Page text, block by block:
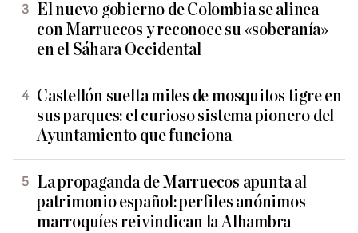
El nuevo gobierno de Colombia se alinea
con Marruecos y reconoce su «soberanía»
en el Sáhara Occidental
Castellón suelta miles de mosquitos tigre en
sus parques: el curioso sistema pionero del
Ayuntamiento que funciona
La propaganda de Marruecos apunta al
patrimonio español: perfiles anónimos
marroquíes reivindican la Alhambra